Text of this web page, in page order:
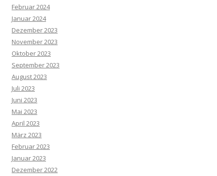
Februar 2024
Januar 2024
Dezember 2023
November 2023
Oktober 2023
September 2023
August 2023
Juli 2023
Juni 2023
Mai 2023
April 2023
März 2023
Februar 2023
Januar 2023
Dezember 2022